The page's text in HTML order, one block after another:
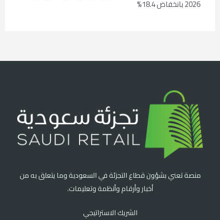
2026 بانخفاض 18.4%
منصة تعني بشؤون قطاع التجزئة في السعودية وما يتعلق به من
أخبار وأرقام وأنظمة وتعليمات.
الشريك الاستراتيجي